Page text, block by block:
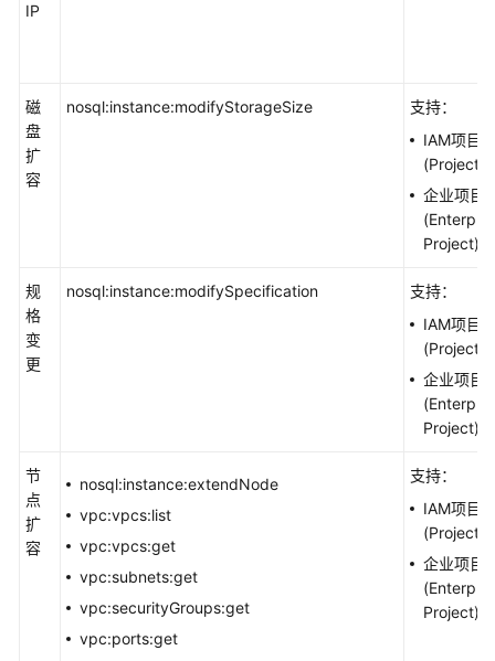
IP
磁
盘
扩
容
nosql:instance:modifyStorageSize
支持：
IAM项目
(Project)
企业项目
Project)
规
格
变
更
nosql:instance:modifySpecification
支持：
IAM项目
(Project)
企业项目
Project)
节
点
扩
容
nosql:instance:extendNode
vpc:vpcs:list
vpc:vpcs:get
vpc:subnets:get
vpc:securityGroups:get
vpc:ports:get
支持：
IAM项目
(Project)
企业项目
Project)